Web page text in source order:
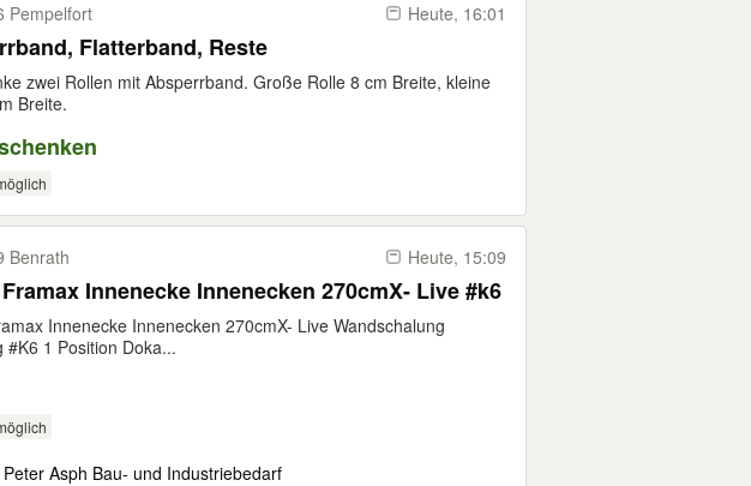
Pempelfort Heute, 16:01
Flatterband, Reste
zwei Rollen mit Absperrband. Große Rolle 8 cm Breite, kleine
Breite.
Benrath Heute, 15:09
Innenecke Innenecken 270cmX- Live #k6
Innenecke Innenecken 270cmX- Live Wandschalung
#K6 1 Position Doka...
Peter Asph Bau- und Industriebedarf